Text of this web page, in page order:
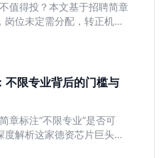
值得投？本文基于招聘简章
位未定需分配，转正机会
量实习证明、想接触真实
限专业背后的门槛与
章标注“不限专业”是否可
解析这家德资芯片巨头的
递策略，助你判断是否值